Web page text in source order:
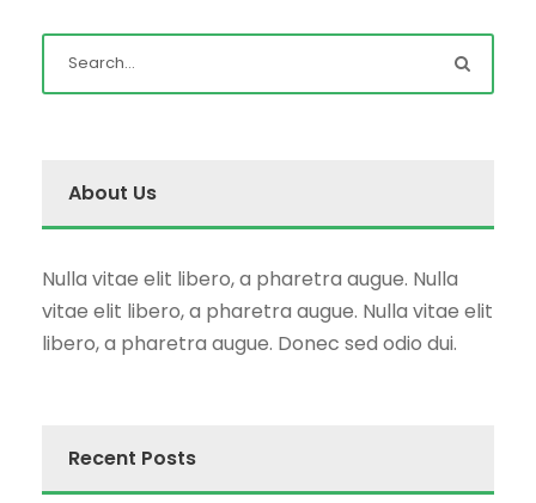
About Us
Nulla vitae elit libero, a pharetra augue. Nulla
vitae elit libero, a pharetra augue. Nulla vitae elit
libero, a pharetra augue. Donec sed odio dui.
Recent Posts